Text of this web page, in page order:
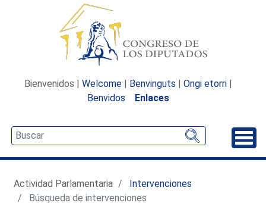
Bienvenidos | Welcome | Benvinguts | Ongi etorri |
Benvidos
Enlaces
Actividad Parlamentaria
Intervenciones
Búsqueda de intervenciones